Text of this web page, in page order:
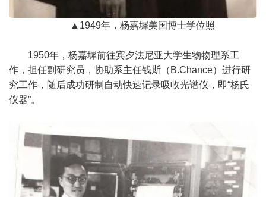
▲1949年，杨嘉墀美国博士学位照
1950年，杨嘉墀前往宾夕法尼亚大学生物物理系工
作，担任副研究员，协助系主任钱斯（B.Chance）进行研
究工作，随后成功研制自动快速记录吸收光谱仪，即“杨氏
仪器”。